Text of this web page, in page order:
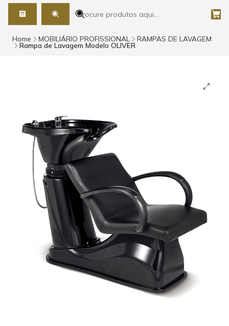
Home MOBILIÁRIO PROFISSIONAL RAMPAS DE LAVAGEM
Rampa de Lavagem Modelo OLIVER